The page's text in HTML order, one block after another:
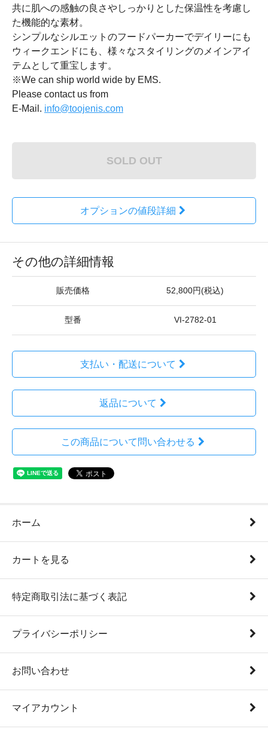
共に肌への感触の良さやしっかりとした保温性を考慮し
た機能的な素材。
シンプルなシルエットのフードパーカーでデイリーにも
ウィークエンドにも、様々なスタイリングのメインアイ
テムとして重宝します。
※We can ship world wide by EMS.
Please contact us from
E-Mail. info@toojenis.com
SOLD OUT
オプションの値段詳細
その他の詳細情報
販売価格 52,800円(税込)
型番 VI-2782-01
支払い・配送について
返品について
この商品について問い合わせる
ホーム
カートを見る
特定商取引法に基づく表記
プライバシーポリシー
お問い合わせ
マイアカウント